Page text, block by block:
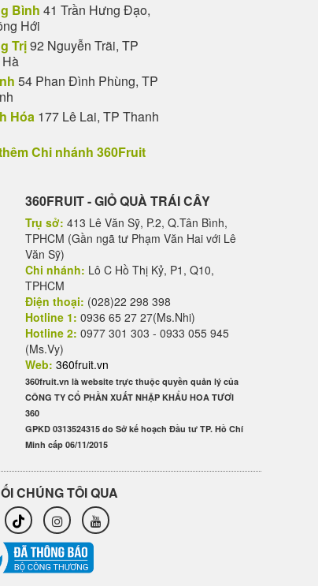
Bình 41 Trần Hưng Đạo,
Hới
Trị92 Nguyễn Trãi, TP
54 Phan Đình Phùng, TP
Hóa 177 Lê Lai, TP Thanh
Chi nhánh 360Fruit
360FRUIT - GIỎ QUÀ TRÁI CÂY
Trụ sở: 413 Lê Văn Sỹ, P.2, Q.Tân Bình,
TPHCM (Gần ngã tư Phạm Văn Hai với Lê
Văn Sỹ)
Chi nhánh: Lô C Hồ Thị Kỷ, P1, Q10,
TPHCM
Điện thoại: (028)22 298 398
Hotline 1: 0936 65 27 27(Ms.Nhi)
Hotline 2: 0977 301 303 - 0933 055 945
(Ms.Vy)
Web: 360fruit.vn
360fruit.vn là website trực thuộc quyền quản lý của
CÔNG TY CỔ PHẦN XUẤT NHẬP KHẨU HOA TƯƠI
360
GPKD 0313524315 do Sở kế hoạch Đầu tư TP. Hồ Chí
Minh cấp 06/11/2015
CHÚNG TÔI QUA